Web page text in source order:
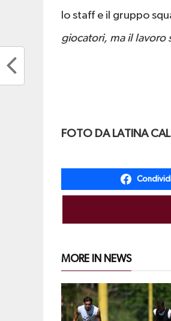
lo staff e il gruppo
giocatori, ma il lavoro
FOTO DA LATINA
MORE IN NEWS